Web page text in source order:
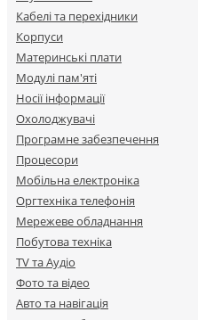
Кабелі та перехідники
Корпуси
Материнські плати
Модулі пам'яті
Носії інформації
Охолоджувачі
Програмне забезпечення
Процесори
Мобільна електроніка
Оргтехніка телефонія
Мережеве обладнання
Побутова техніка
TV та Аудіо
Фото та відео
Авто та навігація